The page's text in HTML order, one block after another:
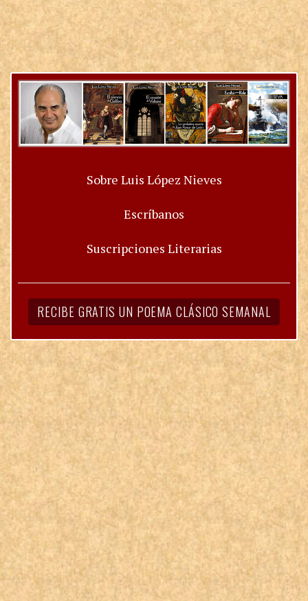
Sobre Luis López Nieves
Escríbanos
Suscripciones Literarias
RECIBE GRATIS UN POEMA CLÁSICO SEMANAL